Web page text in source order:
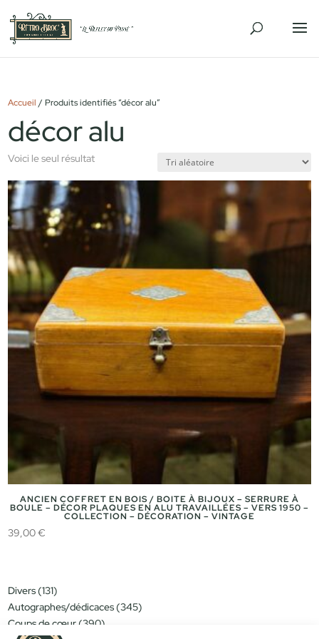
Accueil / Produits identifiés “décor alu”
décor alu
Voici le seul résultat
ANCIEN COFFRET EN BOIS / BOITE À BIJOUX – SERRURE À
BOULE – DÉCOR PLAQUES EN ALU TRAVAILLÉES – VERS 1950 –
COLLECTION – DÉCORATION – VINTAGE
39,00€
Divers 131131
produits
Autographes/dédicaces 345345
Coups de cœur 390390